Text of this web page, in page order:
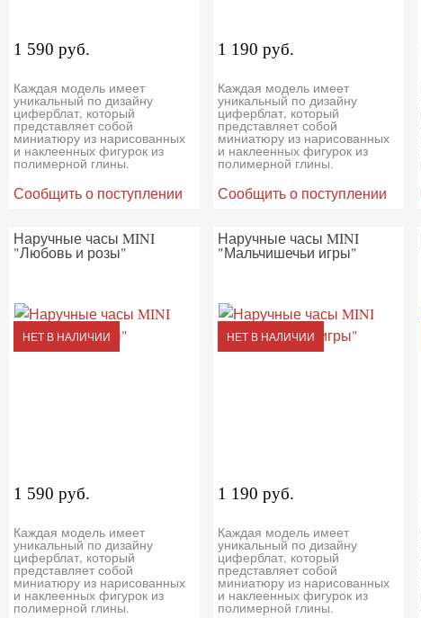
1 590 руб.
Каждая модель имеет
уникальный по дизайну
циферблат, который
представляет собой
миниатюру из нарисованных
и наклеенных фигурок из
полимерной глины.
Сообщить о поступлении
1 190 руб.
Каждая модель имеет
уникальный по дизайну
циферблат, который
представляет собой
миниатюру из нарисованных
и наклеенных фигурок из
полимерной глины.
Сообщить о поступлении
Наручные часы MINI
"Любовь и розы"
НЕТ В НАЛИЧИИ
1 590 руб.
Каждая модель имеет
уникальный по дизайну
циферблат, который
представляет собой
миниатюру из нарисованных
и наклеенных фигурок из
полимерной глины.
Наручные часы MINI
"Мальчишечьи игры"
НЕТ В НАЛИЧИИ
1 190 руб.
Каждая модель имеет
уникальный по дизайну
циферблат, который
представляет собой
миниатюру из нарисованных
и наклеенных фигурок из
полимерной глины.